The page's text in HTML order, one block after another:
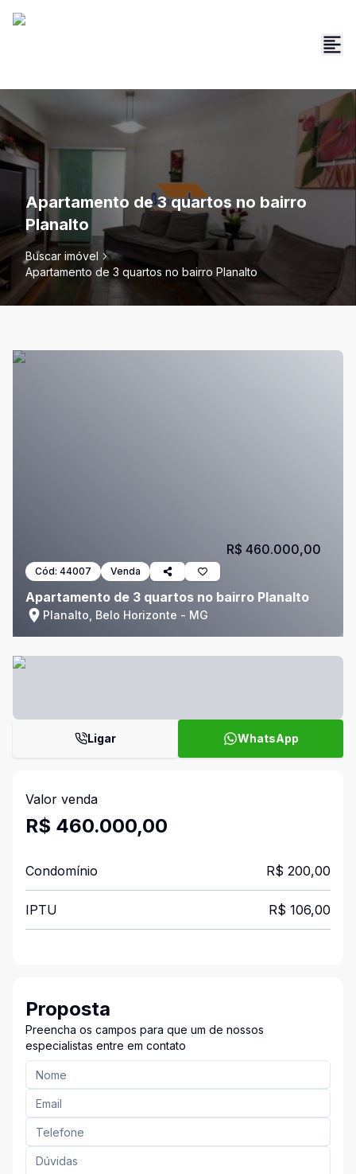
Apartamento de 3 quartos no bairro
Planalto
Buscar imóvel
Apartamento de 3 quartos no bairro Planalto
Cód: 44007 Venda
Apartamento de 3 quartos no bairro Planalto
Planalto, Belo Horizonte - MG
R$ 460.000,00
Ligar WhatsApp
Valor venda
R$ 460.000,00
Condomínio R$ 200,00
IPTU R$ 106,00
Proposta
Preencha os campos para que um de nossos
especialistas entre em contato